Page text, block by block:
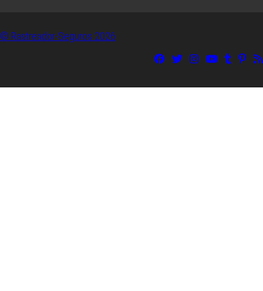
© Rastreador-Seguros 2026